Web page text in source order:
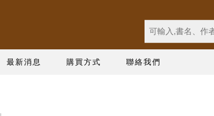
最新消息 購買方式 聯絡我們